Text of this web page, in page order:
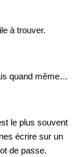
à trouver.
quand même…
le plus souvent
écrire sur un
de passe.